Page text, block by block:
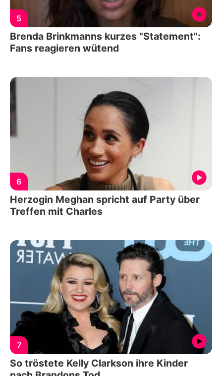
5
Brenda Brinkmanns kurzes "Statement":
Fans reagieren wütend
6
Herzogin Meghan spricht auf Party über
Treffen mit Charles
7
So tröstete Kelly Clarkson ihre Kinder